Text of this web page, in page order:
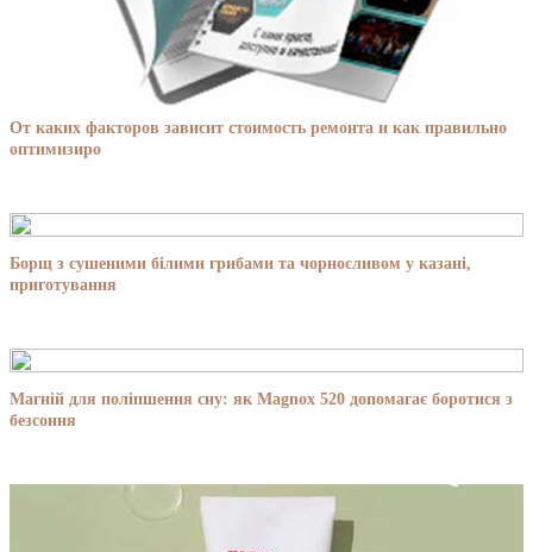
От каких факторов зависит стоимость ремонта и как правильно
оптимизиро
Борщ з сушеними білими грибами та чорносливом у казані,
приготування
Магній для поліпшення сну: як Magnox 520 допомагає боротися з
безсоння